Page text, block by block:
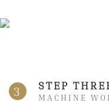
3 STEP
MACHINE